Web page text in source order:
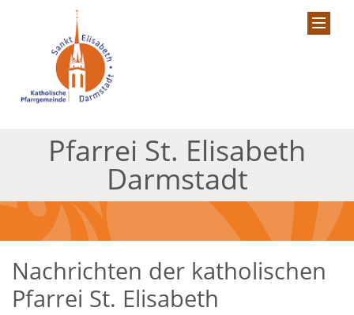
Pfarrei St. Elisabeth
Darmstadt
Nachrichten der katholischen
Pfarrei St. Elisabeth